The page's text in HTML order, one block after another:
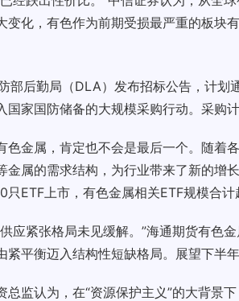
变化，有色作为前期受损最严重的板块
部后勤局（DLA）发布招标公告，计
国家国防储备的大规模采购行动。采购
色金属，肯定也不会是最后一个。随着
金属的需求结构，为行业带来了新的增
只ETF上市，有色金属相关ETF规模合计
应紧张格局未见缓解。”海通期货有色
紧平衡迈入结构性短缺格局。展望下半
总监认为，在“资源保护主义”的大背景